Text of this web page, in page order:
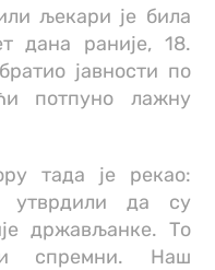
љекари је била
дана раније, 18.
јавности по
потпуно лажну
тада је рекао:
утврдили да су
држављанке. То
спремни. Наш